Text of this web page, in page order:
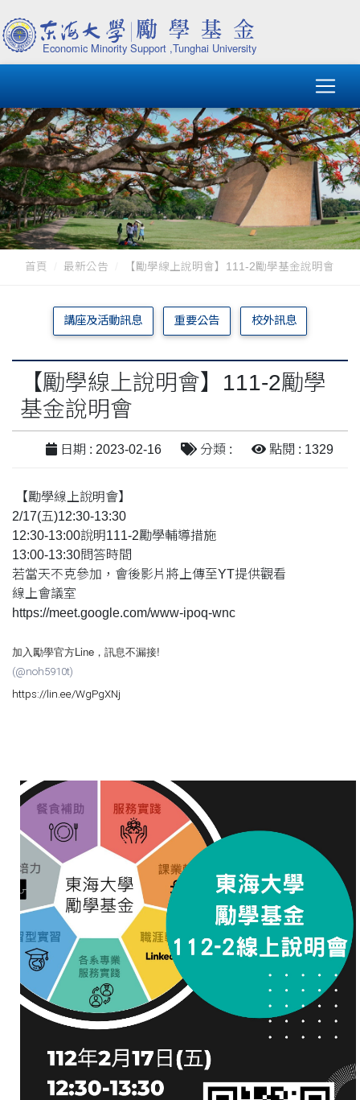
首頁 最新公告 【勵學線上說明會】111-2勵學基金說明會
講座及活動訊息 重要公告 校外訊息
【勵學線上說明會】111-2勵學
基金說明會
日期 : 2023-02-16 分類 : 點閱 : 1329
【勵學線上說明會】
2/17(五)12:30-13:30
12:30-13:00說明111-2勵學輔導措施
13:00-13:30問答時間
若當天不克參加，會後影片將上傳至YT提供觀看
線上會議室
https://meet.google.com/www-ipoq-wnc
加入勵學官方Line，訊息不漏接!
(@noh5910t)
https://lin.ee/WgPgXNj